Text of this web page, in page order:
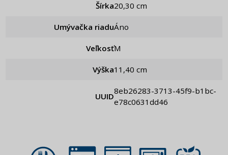
Šírka 20,30 cm
Umývačka riadu Áno
VeľkosťM
Výška 11,40 cm
UUID
8eb26283-3713-45f9-b1bc-
e78c0631dd46